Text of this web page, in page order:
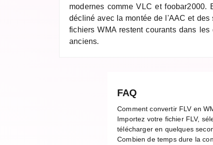
modernes comme VLC et foobar2000.
décliné avec la montée de l'AAC et des
fichiers WMA restent courants dans
anciens.
FAQ
Comment convertir FLV en
Importez votre fichier FLV,
télécharger en quelques
Combien de temps dure la